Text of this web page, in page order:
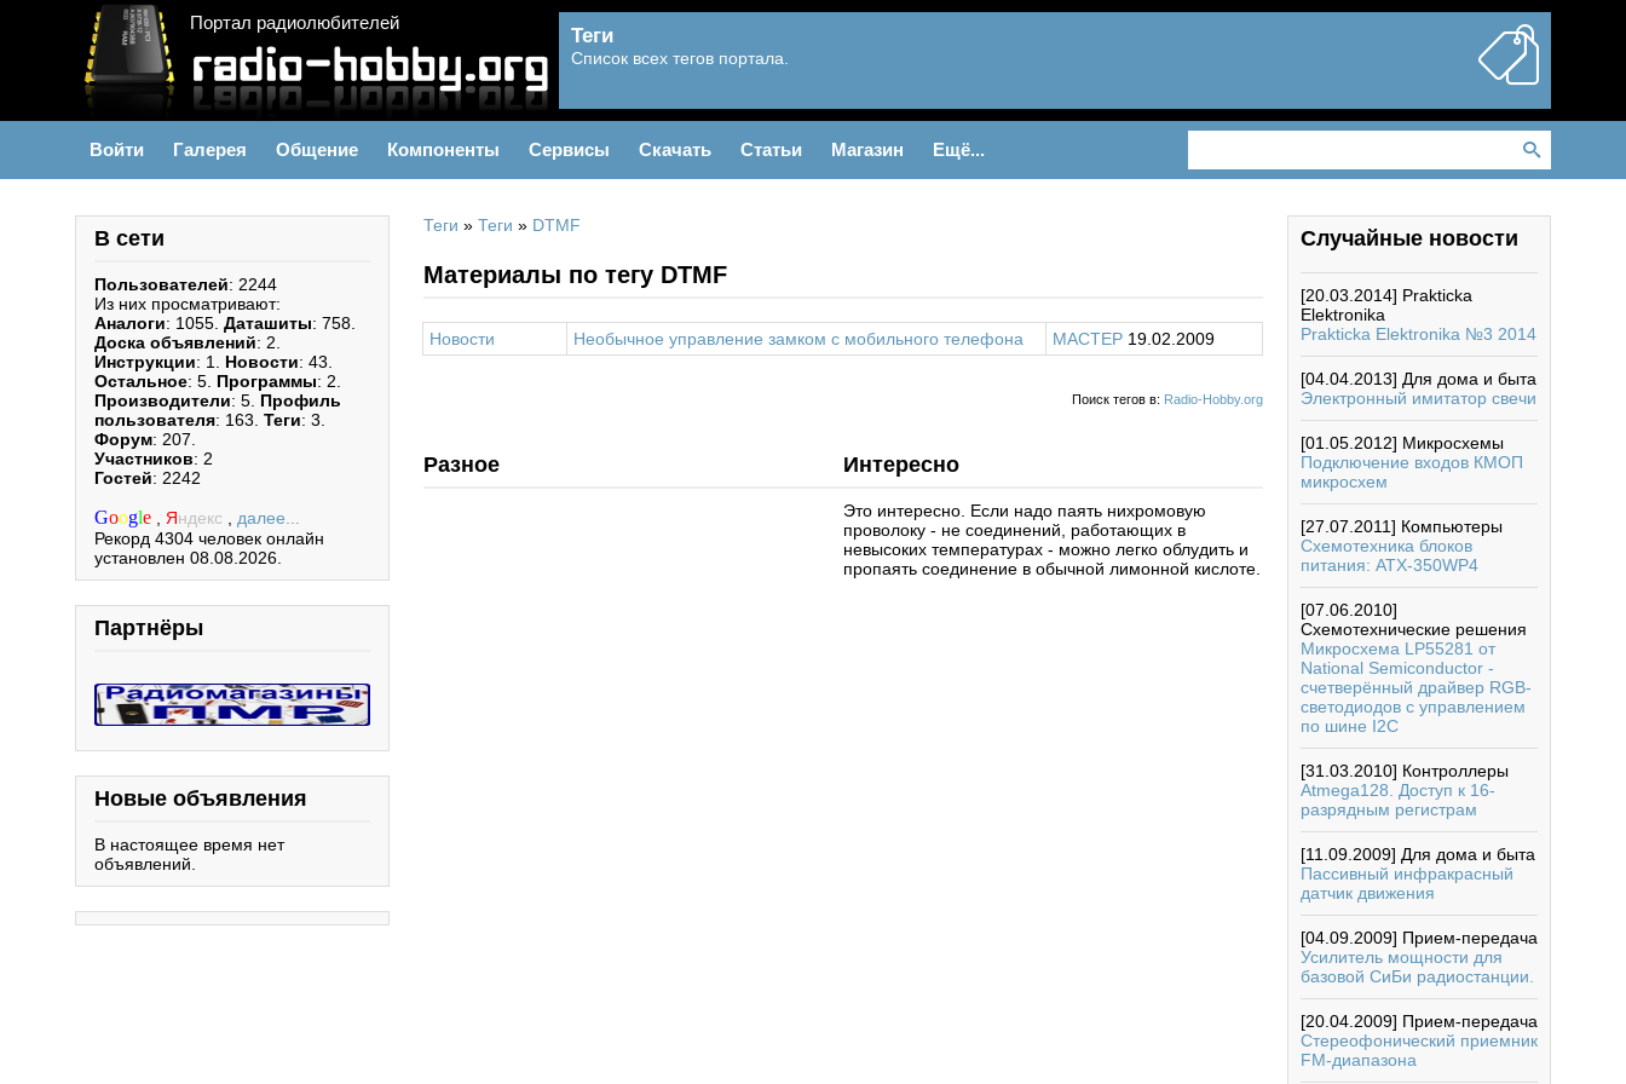
Портал радиолюбителей
Теги
Список всех тегов портала.
Войти Галерея Общение Компоненты Сервисы Скачать Статьи Магазин Ещё...
В сети
Пользователей: 2244
Из них просматривают:
Аналоги: 1055. Даташиты: 758.
Доска объявлений: 2.
Инструкции: 1. Новости: 43.
Остальное: 5. Программы: 2.
Производители: 5. Профиль
пользователя: 163. Теги: 3.
Форум: 207.
Участников: 2
Гостей: 2242
Google Яндекс
далее...
Рекорд 4304 человек онлайн
установлен 08.08.2026.
Партнёры
Новые объявления
В настоящее время нет
объявлений.
Теги » Теги » DTMF
Материалы по тегу DTMF
Новости Необычное управление замком с мобильного телефона MACTEP 19.02.2009
Поиск тегов в: Radio-Hobby.org
Разное Интересно
Это интересно. Если надо паять нихромовую
проволоку - не соединений, работающих в
невысоких температурах - можно легко облудить и
пропаять соединение в обычной лимонной кислоте.
Случайные новости
[20.03.2014] Prakticka
Elektronika
Prakticka Elektronika №3 2014
[04.04.2013] Для дома и быта
Электронный имитатор свечи
[01.05.2012] Микросхемы
Подключение входов КМОП
микросхем
[27.07.2011] Компьютеры
Схемотехника блоков
питания: ATX-350WP4
[07.06.2010]
Схемотехнические решения
Микросхема LP55281 от
National Semiconductor -
счетверённый драйвер RGB-
светодиодов с управлением
по шине I2C
[31.03.2010] Контроллеры
Atmega128. Доступ к 16-
разрядным регистрам
[11.09.2009] Для дома и быта
Пассивный инфракрасный
датчик движения
[04.09.2009] Прием-передача
Усилитель мощности для
базовой СиБи радиостанции.
[20.04.2009] Прием-передача
Стереофонический приемник
FM-диапазона